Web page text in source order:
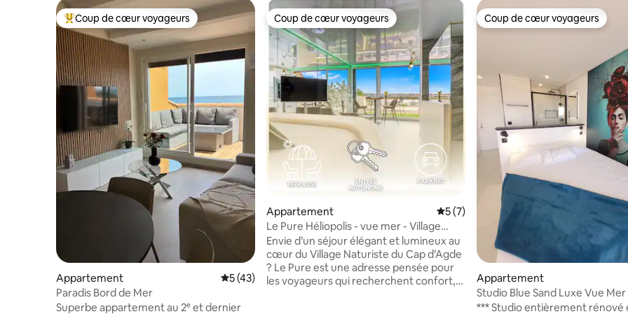
Coups de cœur voyageurs les plus appréciés
Coup de cœur voyageurs
Appartement Évaluation moyenne sur la base de 43 commentaires : 5 sur 5
5 (43)
Paradis Bord de Mer
Superbe appartement au 2ᵉ et dernier
Coup de cœur voyageurs
Coup de cœur voyageurs
Appartement Évaluation moyenne sur la base de 7
5 (7)
Le Pure Héliopolis - vue mer - Village
Naturiste
Envie d’un séjour élégant et lumineux au
cœur du Village Naturiste du Cap d’Agde
? Le Pure est une adresse pensée pour
les voyageurs qui recherchent confort,
Coup de cœur voyageurs
Coup de cœur voyageurs
Appartement
Studio Blue Sand Luxe Vue Mer
Naturiste
*** Studio entièrement rénové